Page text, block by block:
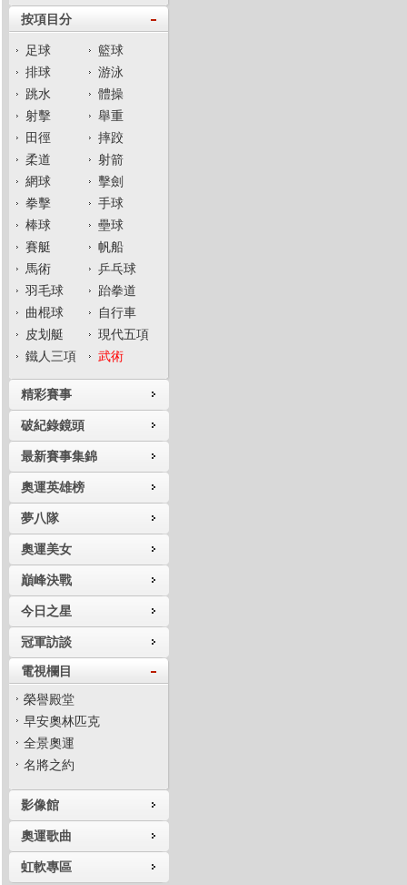
按項目分
足球
籃球
排球
游泳
跳水
體操
射擊
舉重
田徑
摔跤
柔道
射箭
網球
擊劍
拳擊
手球
棒球
壘球
賽艇
帆船
馬術
乒乓球
羽毛球
跆拳道
曲棍球
自行車
皮划艇
現代五項
鐵人三項
武術
精彩賽事
破紀錄鏡頭
最新賽事集錦
奧運英雄榜
夢八隊
奧運美女
巔峰決戰
今日之星
冠軍訪談
電視欄目
榮譽殿堂
早安奧林匹克
全景奧運
名將之約
影像館
奧運歌曲
虹軟專區